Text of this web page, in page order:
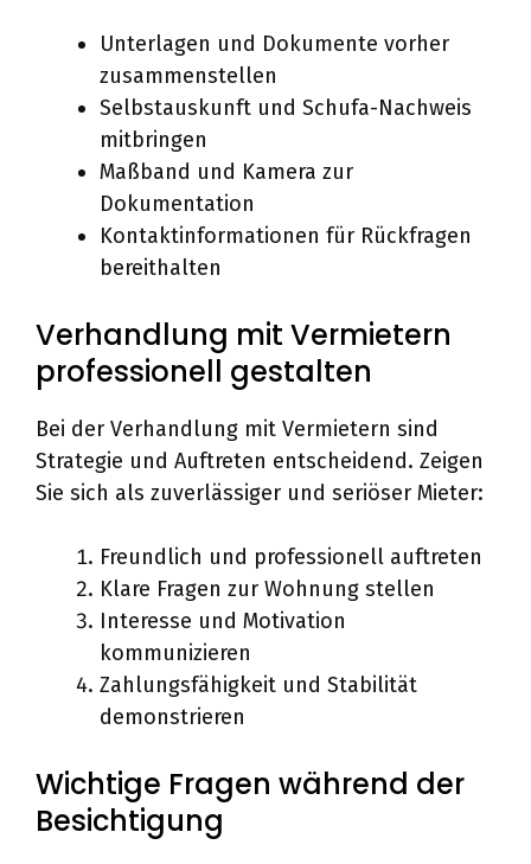
Unterlagen und Dokumente vorher
zusammenstellen
Selbstauskunft und Schufa-Nachweis
mitbringen
Maßband und Kamera zur
Dokumentation
Kontaktinformationen für Rückfragen
bereithalten
Verhandlung mit Vermietern
professionell gestalten
Bei der Verhandlung mit Vermietern sind
Strategie und Auftreten entscheidend. Zeigen
Sie sich als zuverlässiger und seriöser Mieter:
Freundlich und professionell auftreten
Klare Fragen zur Wohnung stellen
Interesse und Motivation
kommunizieren
Zahlungsfähigkeit und Stabilität
demonstrieren
Wichtige Fragen während der
Besichtigung